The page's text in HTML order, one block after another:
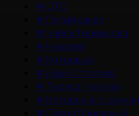
# СТС
# Пятый канал
# Чайка Терешкова
# Невский
# Интервью
# Юрий Стоянов
#Лариса Гузеева
# История его
# Павел Прилучный